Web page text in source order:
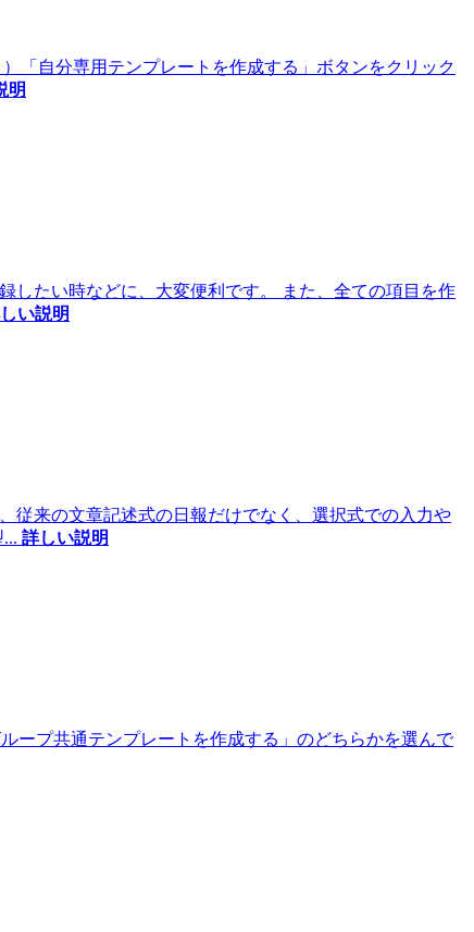
「自分専用テンプレートを作成する」ボタンをクリック
明
したい時などに、大変便利です。 また、全ての項目を作
い説明
従来の文章記述式の日報だけでなく、選択式での入力や
... 詳しい説明
ープ共通テンプレートを作成する」のどちらかを選んで